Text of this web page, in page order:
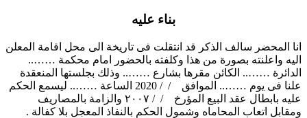
بناء عليه
انا المحضر سالف الذكر قد انتقلت فى تاريخة الى محل اقامة المعلن
اليه واعلنته بصورة من هذا وكلفته بالحضور امام محكمة ……..
الدائرة …….. الكائن مقرها بشارع …….. وذلك بجلستها المنعقدة
علنا فى يوم …….. الموافق / / 2020 الساعة …….. ليسمع الحكم
عليه بابطال عقد البيع المؤرخ / / ۲۰۰۷ والزامة بالمصاريف
ومقابل اتعاب المحاماه وشمول الحكم بالنفاذ المعجل بلا كفالة .